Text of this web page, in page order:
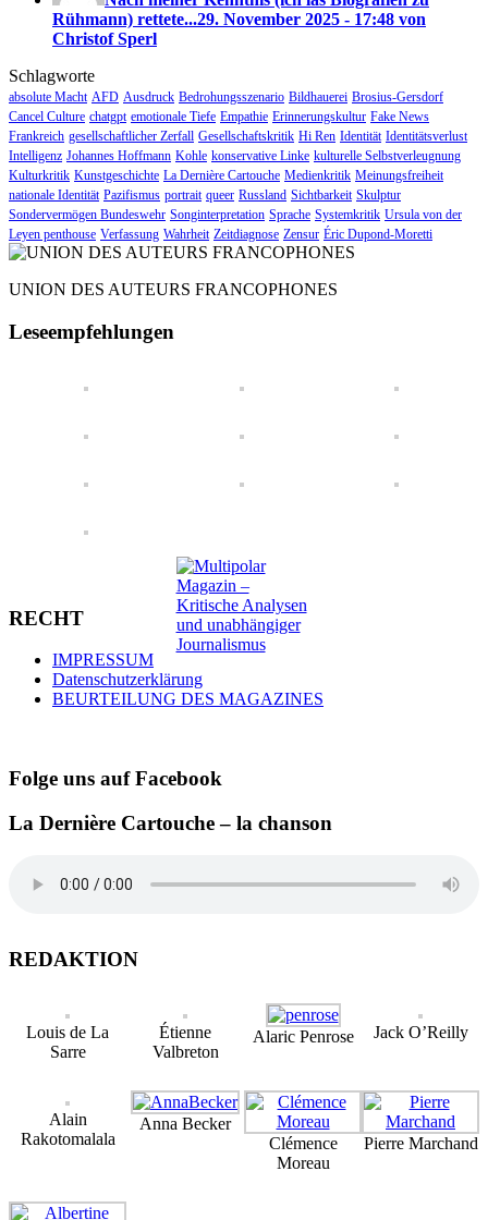
Rühmann) rettete...29. November 2025 - 17:48 von
Christof Sperl
Schlagworte
absolute Macht AFD Ausdruck Bedrohungsszenario Bildhauerei Brosius-Gersdorf
Cancel Culture chatgpt emotionale Tiefe Empathie Erinnerungskultur Fake News
Frankreich gesellschaftlicher Zerfall Gesellschaftskritik Hi Ren Identität Identitätsverlust
Intelligenz Johannes Hoffmann Kohle konservative Linke kulturelle Selbstverleugnung
Kulturkritik Kunstgeschichte La Dernière Cartouche Medienkritik Meinungsfreiheit
nationale Identität Pazifismus portrait queer Russland Sichtbarkeit Skulptur
Sondervermögen Bundeswehr Songinterpretation Sprache Systemkritik Ursula von der
Leyen penthouse Verfassung Wahrheit Zeitdiagnose Zensur Éric Dupond-Moretti
UNION DES AUTEURS FRANCOPHONES
Leseempfehlungen
RECHT
IMPRESSUM
Datenschutzerklärung
BEURTEILUNG DES MAGAZINES
Folge uns auf Facebook
La Dernière Cartouche – la chanson
REDAKTION
Louis de La
Sarre
Étienne
Valbreton
Alaric Penrose Jack O’Reilly
Alain
Rakotomalala
Anna Becker
Clémence
Moreau
Pierre Marchand